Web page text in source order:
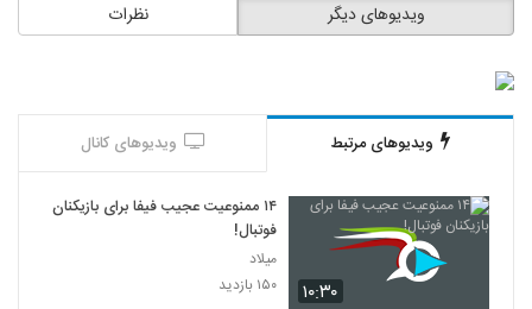
نظرات ویدیوهای دیگر
ویدیوهای مرتبط ویدیوهای کانال
۱۰:۳۰
۱۴ ممنوعیت عجیب فیفا برای بازیکنان
فوتبال!
میلاد
۱۵۰ بازدید